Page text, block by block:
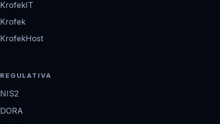
KrofekIT
Krofek
KrofekHost
REGULATIVA
NIS2
DORA